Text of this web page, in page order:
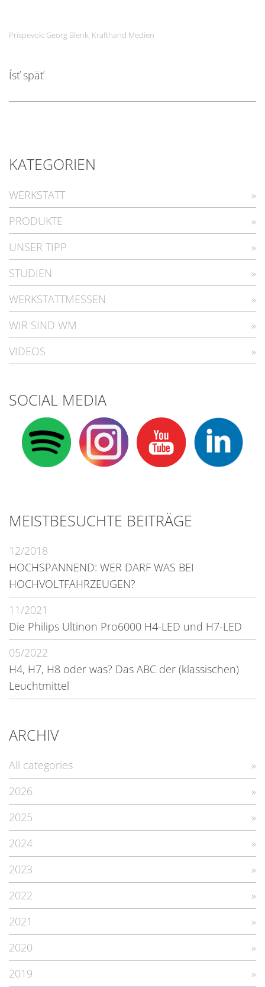
Príspevok: Georg Blenk, Krafthand Medien
Ísť späť
KATEGORIEN
WERKSTATT
PRODUKTE
UNSER TIPP
STUDIEN
WERKSTATTMESSEN
WIR SIND WM
VIDEOS
SOCIAL MEDIA
MEISTBESUCHTE BEITRÄGE
12/2018
HOCHSPANNEND: WER DARF WAS BEI
HOCHVOLTFAHRZEUGEN?
11/2021
Die Philips Ultinon Pro6000 H4-LED und H7-LED
05/2022
H4, H7, H8 oder was? Das ABC der (klassischen)
Leuchtmittel
ARCHIV
All categories
2026
2025
2024
2023
2022
2021
2020
2019